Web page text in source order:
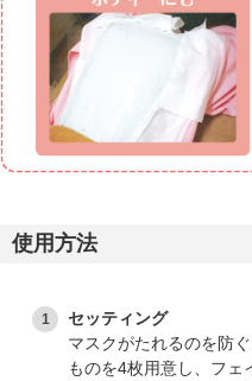
使用方法
セッティング
マスクがたれるのを防
ものを4枚用意し、フェ